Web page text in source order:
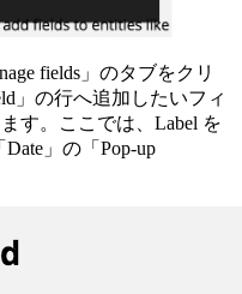
fields」のタブをクリ
」の行へ追加したいフィ
す。ここでは、Label を
Date」の「Pop-up